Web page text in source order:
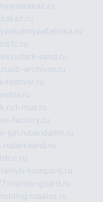
dark-sand.ru
sib-archives.ru
festival.ru
1-mus.ru
factory.ru
jun.rubandamn.ru
darksand.ru
rtdco.ru
kompanij.ru
snow-guard.ru
aalse.ru